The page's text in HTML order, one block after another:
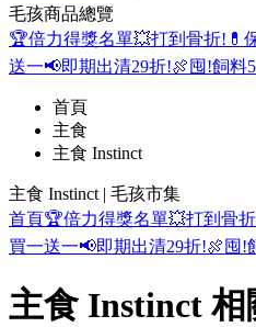
毛孩商品總覽
🏆倍力得獎名單💥打到骨折! 💊
送一📢即期出清29折!🍖囤!飼料
首頁
主食
主食 Instinct
主食 Instinct | 毛孩市集
首頁🏆倍力得獎名單💥打到骨
買一送一📢即期出清29折!🍖囤!
主食 Instinct 相